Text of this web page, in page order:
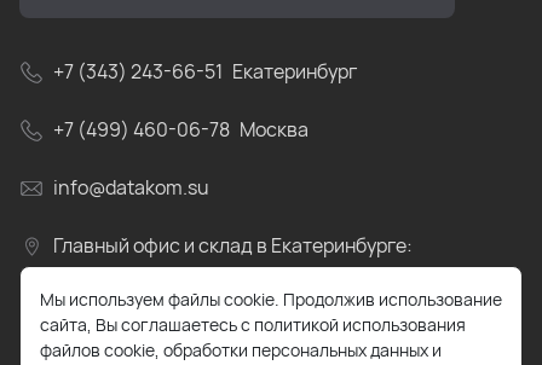
+7 (343) 243-66-51 Екатеринбург
+7 (499) 460-06-78 Москва
info@datakom.su
Главный офис и склад в Екатеринбурге:
Свердловская область, пос.Прохладный, ул.
Весовая, д.4
Мы используем файлы cookie. Продолжив использование
сайта, Вы соглашаетесь с политикой использования
файлов cookie, обработки персональных данных и